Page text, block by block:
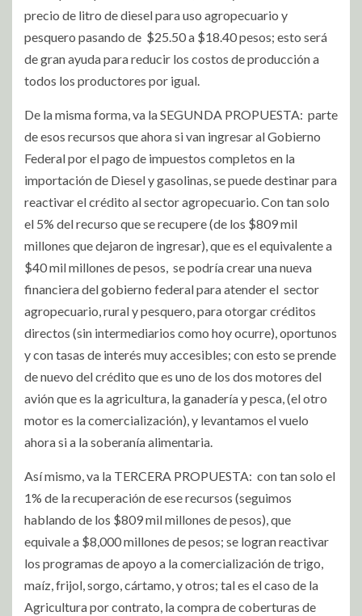
precio de litro de diesel para uso agropecuario y
pesquero pasando de $25.50 a $18.40 pesos; esto será
de gran ayuda para reducir los costos de producción a
todos los productores por igual.
De la misma forma, va la SEGUNDA PROPUESTA: parte
de esos recursos que ahora si van ingresar al Gobierno
Federal por el pago de impuestos completos en la
importación de Diesel y gasolinas, se puede destinar para
reactivar el crédito al sector agropecuario. Con tan solo
el 5% del recurso que se recupere (de los $809 mil
millones que dejaron de ingresar), que es el equivalente a
$40 mil millones de pesos, se podría crear una nueva
financiera del gobierno federal para atender el sector
agropecuario, rural y pesquero, para otorgar créditos
directos (sin intermediarios como hoy ocurre), oportunos
y con tasas de interés muy accesibles; con esto se prende
de nuevo del crédito que es uno de los dos motores del
avión que es la agricultura, la ganadería y pesca, (el otro
motor es la comercialización), y levantamos el vuelo
ahora si a la soberanía alimentaria.
Así mismo, va la TERCERA PROPUESTA: con tan solo el
1% de la recuperación de ese recursos (seguimos
hablando de los $809 mil millones de pesos), que
equivale a $8,000 millones de pesos; se logran reactivar
los programas de apoyo a la comercialización de trigo,
maíz, frijol, sorgo, cártamo, y otros; tal es el caso de la
Agricultura por contrato, la compra de coberturas de